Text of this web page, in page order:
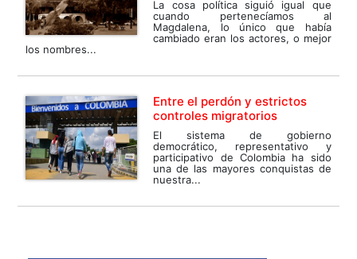
La cosa política siguió igual que
cuando pertenecíamos al
Magdalena, lo único que había
cambiado eran los actores, o mejor
los nombres...
Entre el perdón y estrictos
controles migratorios
El sistema de gobierno
democrático, representativo y
participativo de Colombia ha sido
una de las mayores conquistas de
nuestra...